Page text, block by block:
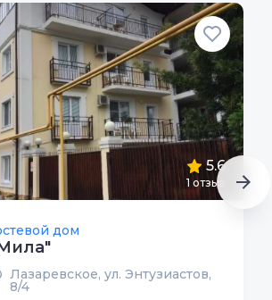
5.6
1 отзыв
дом
Лазаревское, ул. Энтузиастов,
8/4